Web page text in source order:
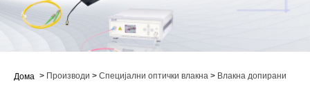
Дома > Производи > Специјални оптички влакна > Влакна допирани